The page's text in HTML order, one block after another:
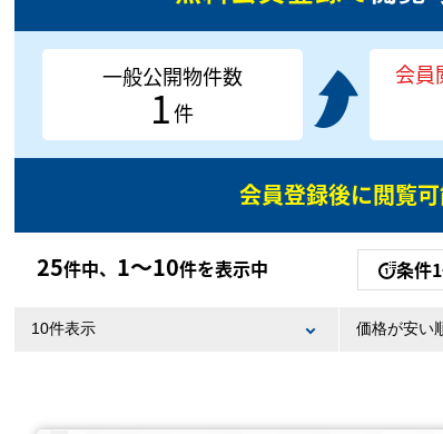
一般公開物件数
1件
会員
会員登録後に閲覧
25件中、 1〜10件を表示中 条件